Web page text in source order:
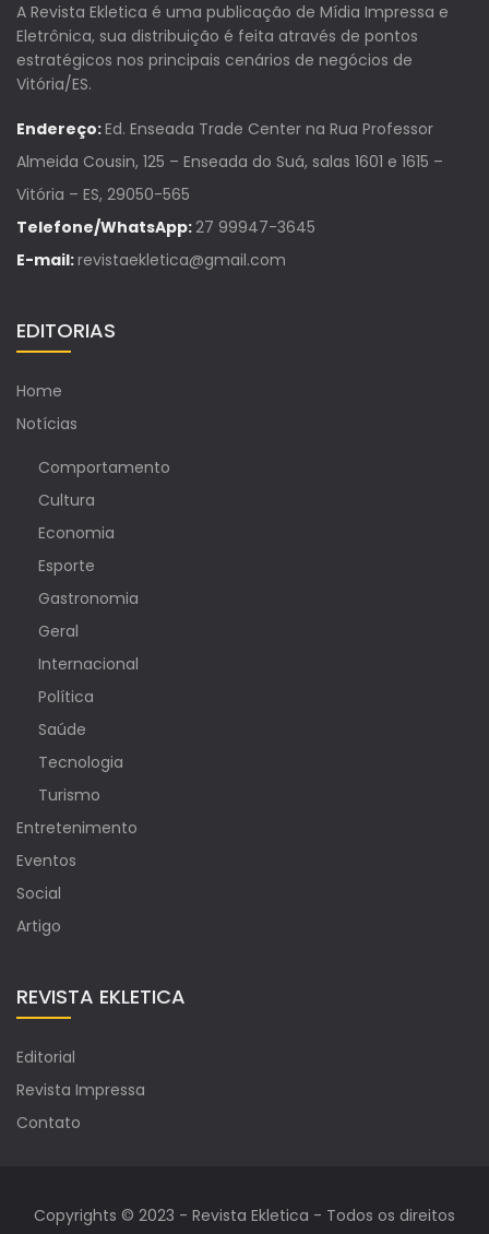
A Revista Ekletica é uma publicação de Mídia Impressa e
Eletrônica, sua distribuição é feita através de pontos
estratégicos nos principais cenários de negócios de
Vitória/ES.
Endereço:Ed. Enseada Trade Center na Rua Professor
Almeida Cousin, 125 – Enseada do Suá, salas 1601 e 1615 –
Vitória – ES, 29050-565
Telefone/WhatsApp:27 99947-3645
E-mail:revistaekletica@gmail.com
EDITORIAS
Home
Notícias
Comportamento
Cultura
Economia
Esporte
Gastronomia
Geral
Internacional
Política
Saúde
Tecnologia
Turismo
Entretenimento
Eventos
Social
Artigo
REVISTA EKLETICA
Editorial
Revista Impressa
Contato
Copyrights © 2023 - Revista Ekletica - Todos os direitos